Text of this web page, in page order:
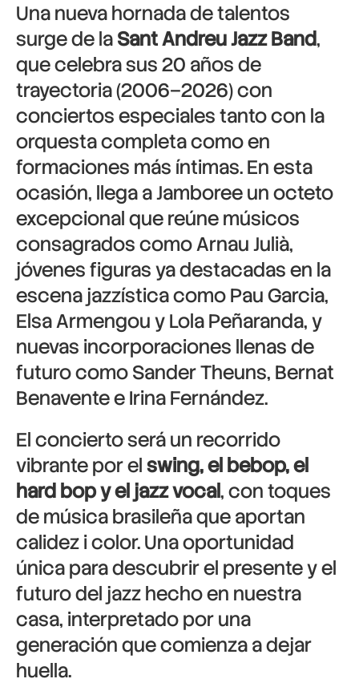
Una nueva hornada de talentos
surge de laSant Andreu Jazz Band,
que celebra sus 20 años de
trayectoria (2006–2026) con
conciertos especiales tanto con la
orquesta completa como en
formaciones más íntimas. En esta
ocasión, llega a Jamboree un octeto
excepcional que reúne músicos
consagrados como Arnau Julià,
jóvenes figuras ya destacadas en la
escena jazzística como Pau Garcia,
Elsa Armengou y Lola Peñaranda, y
nuevas incorporaciones llenas de
futuro como Sander Theuns, Bernat
Benavente e Irina Fernández.
El concierto será un recorrido
vibrante por elswing, el bebop, el
hard bop y el jazz vocal, con toques
de música brasileña que aportan
calidez i color. Una oportunidad
única para descubrir el presente y el
futuro del jazz hecho en nuestra
casa, interpretado por una
generación que comienza a dejar
huella.